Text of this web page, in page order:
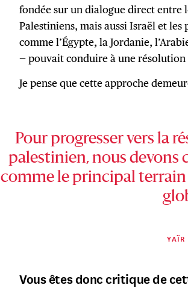
fondée sur un dialogue direct entre
Palestiniens, mais aussi Israël et
comme l’Égypte, la Jordanie,
— pouvait conduire à une
Je pense que cette approche
Pour progresser vers la
palestinien, nous devons
comme le principal terrain
YAÏR
Vous êtes donc critique de